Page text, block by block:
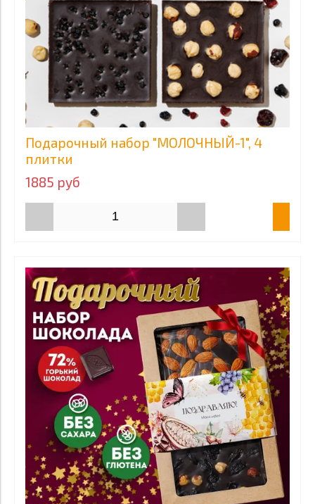
Подарочный набор "МОЛОЧНЫЙ-1", 4
плитки
1885 руб